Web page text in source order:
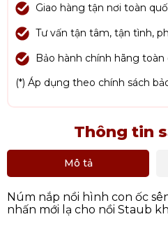
Giao hàng tận nơi toàn
Tư vấn tận tâm, tận tình,
Bảo hành chính hãng toàn
(*) Áp dụng theo chính sách
Thông tin
Mô tả
Núm nắp nồi hình con ốc
nhấn mới lạ cho nồi Staub